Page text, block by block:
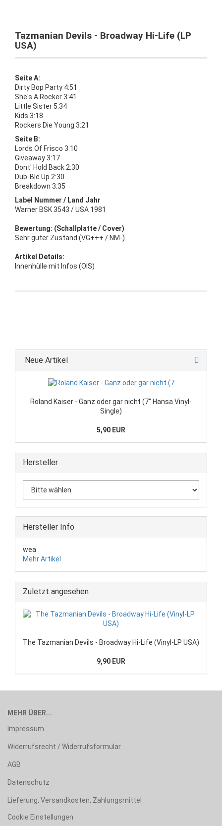
Tazmanian Devils - Broadway Hi-Life (LP
USA)
Seite A:
Dirty Bop Party 4:51
She's A Rocker 3:41
Little Sister 5:34
Kids 3:18
Rockers Die Young 3:21
Seite B:
Lords Of Frisco 3:10
Giveaway 3:17
Dont' Hold Back 2:30
Dub-Ble Up 2:30
Breakdown 3:35
Label Nummer / Land Jahr
Warner BSK 3543 / USA 1981
Bewertung: (Schallplatte / Cover)
Sehr guter Zustand (VG+++ / NM-)
Artikel Details:
Innenhülle mit Infos (OIS)
Neue Artikel
Roland Kaiser - Ganz oder gar nicht (7" Hansa Vinyl-
Single)
5,90 EUR
Hersteller
Hersteller Info
wea
Mehr Artikel
Zuletzt angesehen
The Tazmanian Devils - Broadway Hi-Life (Vinyl-LP USA)
9,90 EUR
MEHR ÜBER...
Impressum
Widerrufsrecht / Widerrufsformular
AGB
Datenschutz
Lieferung, Versandkosten, Zahlungsmittel
Cookie Einstellungen